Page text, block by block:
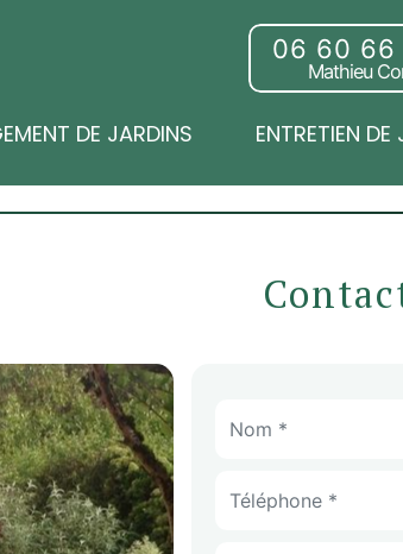
DE JARDINS ENTRETIEN DE
06 60 66
Mathieu